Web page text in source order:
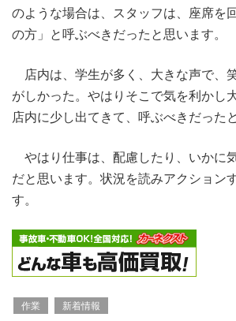
のような場合は、スタッフは、座席
の方」と呼ぶべきだったと思います。
店内は、学生が多く、大きな声で、
がしかった。やはりそこで気を利かし
店内に少し出てきて、呼ぶべきだったと
やはり仕事は、配慮したり、いかに
だと思います。状況を読みアクション
す。
作業 新着情報